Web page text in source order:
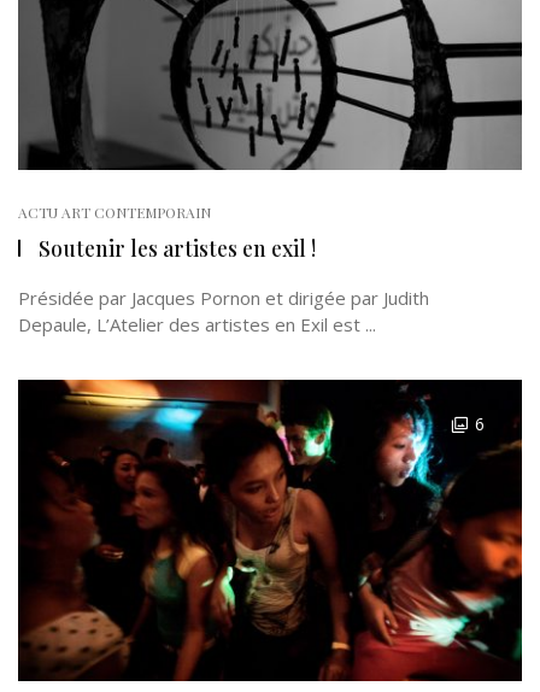
ACTU ART CONTEMPORAIN
Soutenir les artistes en exil !
Présidée par Jacques Pornon et dirigée par Judith
Depaule, L’Atelier des artistes en Exil est ...
6